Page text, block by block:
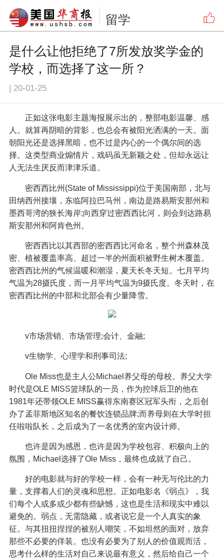
留学
是什么让他拒绝了7所发放奖学金的
学校，而选择了这一所？
| 20-01-25
正如这张电影主题海报展示出的，整部电影温馨、感
人。就算再阴暗的背影，也总会有被阳光洒满的一天。面
朝阳光还是选择黑暗，也不过是内心的一个偶尔间的选
择。这类型商业煽情片，戏码虽无新颖之处，但却永远让
人无法生厌反而津津乐道。
密西西比州(State of Mississippi)位于美国南部，北与
田纳西州接壤，东临阿拉巴马州，南边是路易斯安那州和
墨西哥湾的狭长海岸;向西穿过密西西比河，则会到达路易
斯安那州和阿肯色州。
密西西比以其西部的密西西比河命名，整个州森林茂
密、植被覆盖率高、超过一半的州面积被野生树木覆盖。
密西西比州的气候温暖和潮湿，夏天长冬天短。七月平均
气温为28摄氏度，而一月平均气温为9摄氏度。冬天时，在
密西西比州的中部和北部会有少量降雪。
v市场营销、市场管理;会计、金融;
v生物学、心理学和刑事司法;
Ole Miss也是主人公Michael养父母的母校。养父大学
时代是OLE MISS篮球队的一员，作为控球后卫的他在
1981年还带领OLE MISS赢得东南赛区冠军头衔，之后创
办了孟菲斯地区知名的餐饮连锁品牌;而养母则在大学时担
任啦啦队长，之后成为了一名优秀的室内设计师。
也许是因为感恩，也许是因为学校包容、积极向上的
氛围，Michael选择了Ole Miss，最终也成就了自己。
好的电影就与好的学校一样，会有一种无与伦比的力
量，支撑着人们的灵魂和思想。正如电影名《弱点》，我
们每个人或多或少都有些缺憾，这也是生活和现实中难以
避免的。弱点，无需隐藏，或者说它是一个人真实的象
征。与其扭扭捏捏的被别人嘲笑，不如坦然的面对，放弃
那些不必要的佯装。也没有必要为了别人的价值观而活，
思考什么样的生活对自己来说最有意义，然后给自己一个